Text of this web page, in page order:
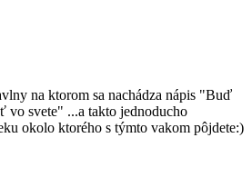
na ktorom sa nachádza nápis "Buď
vo svete" ...a takto jednoducho
okolo ktorého s týmto vakom pôjdete:)